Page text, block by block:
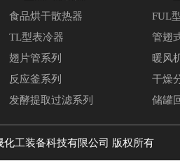
食品烘干散热器
FUL
TL型表冷器
管翅
翅片管系列
暖风
反应釜系列
干燥
发酵提取过滤系列 储罐
工装备科技有限公司 版权所有